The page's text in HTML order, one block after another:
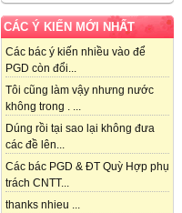
CÁC Ý KIẾN MỚI NHẤT
Các bác ý kiến nhiều vào để
PGD còn đổi...
Tôi cũng làm vậy nhưng nước
không trong . ...
Dúng rồi tại sao lại không đưa
các đề lên...
Các bác PGD & ĐT Quỳ Hợp phụ
trách CNTT...
thanks nhieu ...